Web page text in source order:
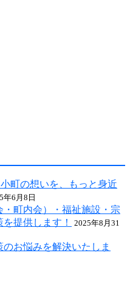
町の想いを、もっと身近
年6月8日
町内会）・福祉施設・宗
提供します！
2025年8月31
お悩みを解決いたしま